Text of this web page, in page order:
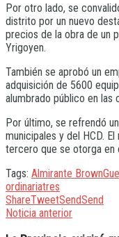
Por otro lado, se
distrito por un nuevo
precios de la obra de un
Yrigoyen.
También se aprobó un
adquisición de 5600
alumbrado público en las
Por último, se refrendó
municipales y del HCD.
tercero que se otorga en
Tags: Almirante Brown
ordinariatres
ShareTweetSendSend
Noticia anterior